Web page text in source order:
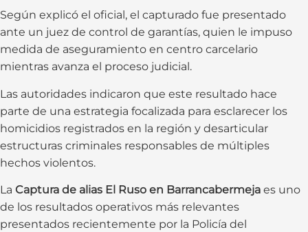
Según explicó el oficial, el capturado fue presentado
ante un juez de control de garantías, quien le impuso
medida de aseguramiento en centro carcelario
mientras avanza el proceso judicial.
Las autoridades indicaron que este resultado hace
parte de una estrategia focalizada para esclarecer los
homicidios registrados en la región y desarticular
estructuras criminales responsables de múltiples
hechos violentos.
La Captura de alias El Ruso en Barrancabermeja es uno
de los resultados operativos más relevantes
presentados recientemente por la Policía del